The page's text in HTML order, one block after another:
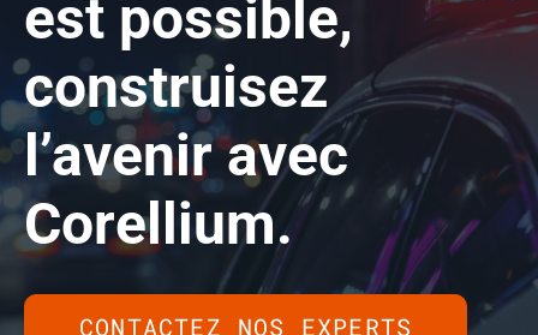
est possible,
construisez
l’aveniravec
Corellium.
CONTACTEZ NOS EXPERTS